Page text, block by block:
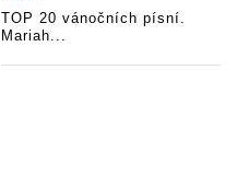
TOP 20 vánočních písní.
Mariah...